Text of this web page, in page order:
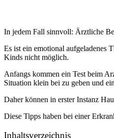
In jedem Fall sinnvoll: Ärztliche
Es ist ein emotional aufgeladenes
Kinds nicht möglich.
Anfangs kommen ein Test beim
Situation klein bei zu geben und
Daher können in erster Instanz
Diese Tipps haben bei einer
Inhaltsverzeichnis